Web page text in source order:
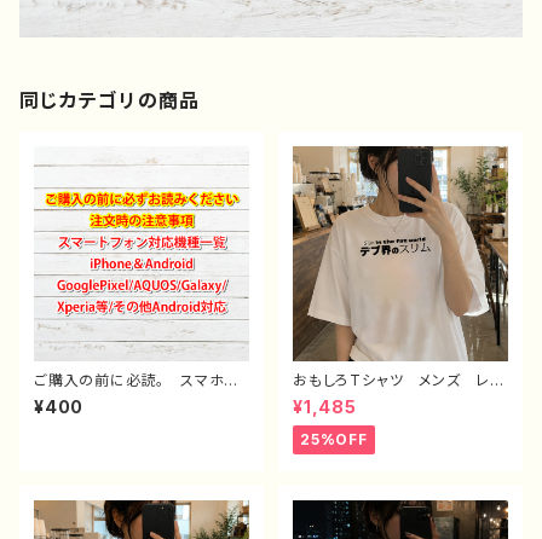
同じカテゴリの商品
ご購入の前に必読。 スマホケ
ース サイズ 一覧 選び方
iPhoneケース Android iP
種対応
¥400
おもしろTシャツ メンズ レデ
ィース 面白Tシャツ 文字
かわいい おしゃれ 個性的
おすすめ 半袖シャツ デザイ
ン コラボ ネタTシャツ タイ
¥1,485
25%OFF